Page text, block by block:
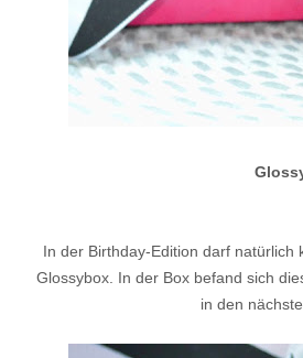
In der Birthday-Edition darf
Glossybox. In der Box befand sich
in den